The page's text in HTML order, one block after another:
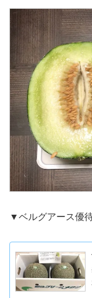
▼ベルグアース優